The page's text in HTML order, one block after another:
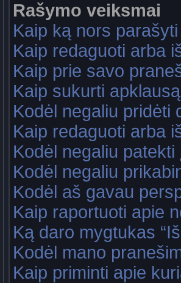
Rašymo veiksmai
Kaip ką nors
Kaip redaguoti arba
Kaip prie savo
Kaip sukurti
Kodėl negaliu pridėti
Kaip redaguoti arba
Kodėl negaliu
Kodėl negaliu
Kodėl aš gavau
Kaip raportuoti apie
Ką daro mygtukas
Kodėl mano
Kaip priminti apie